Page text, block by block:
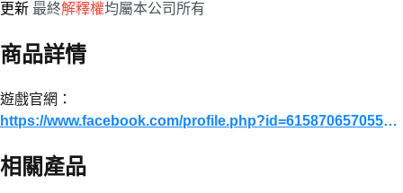
更新 最終解釋權均屬本公司所有
商品詳情
遊戲官網：
https://www.facebook.com/profile.php?id=61587065705585#
相關產品